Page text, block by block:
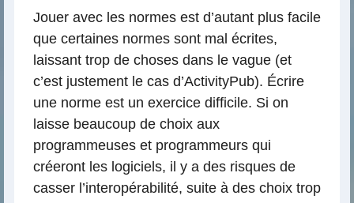
Jouer avec les normes est d’autant plus facile
que certaines normes sont mal écrites,
laissant trop de choses dans le vague (et
c’est justement le cas d’ActivityPub). Écrire
une norme est un exercice difficile. Si on
laisse beaucoup de choix aux
programmeuses et programmeurs qui
créeront les logiciels, il y a des risques de
casser l’interopérabilité, suite à des choix trop